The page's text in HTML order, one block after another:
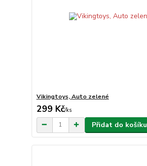
Vikingtoys, Auto zelené
299 Kč/ks
Přidat do košíku